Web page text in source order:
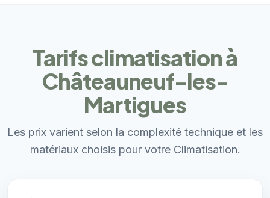
Tarifs climatisation à
Châteauneuf-les-
Martigues
Les prix varient selon la complexité technique et les
matériaux choisis pour votre Climatisation.